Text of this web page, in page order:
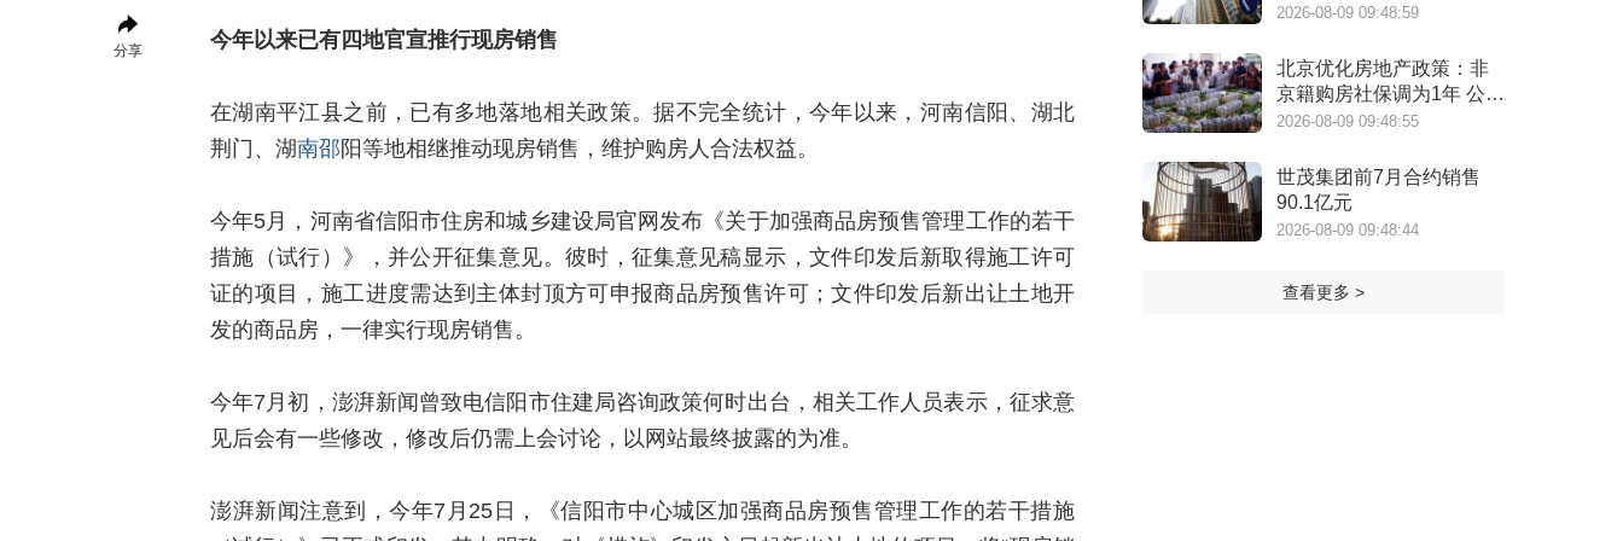
分享 今年以来已有四地官宣推行现房销售
在湖南平江县之前，已有多地落地相关政策。据不完全统计，今年以来，河南信阳、湖北
荆门、湖南邵 阳等地相继推动现房销售，维护购房人合法权益。
今年5月，河南省信阳市住房和城乡建设局官网发布《关于加强商品房预售管理工作的若干
措施（试行）》，并公开征集意见。彼时，征集意见稿显示，文件印发后新取得施工许可
证的项目，施工进度需达到主体封顶方可申报商品房预售许可；文件印发后新出让土地开
发的商品房，一律实行现房销售。
今年7月初，澎湃新闻曾致电信阳市住建局咨询政策何时出台，相关工作人员表示，征求意
见后会有一些修改，修改后仍需上会讨论，以网站最终披露的为准。
澎湃新闻注意到，今年7月25日，《信阳市中心城区加强商品房预售管理工作的若干措施
口
2026-08-09 09:48:59
北京优化房地产政策：非
京籍购房社保调为1年 公积
金最高可贷340万元
2026-08-09 09:48:55
世茂集团前7月合约销售
90.1亿元
2026-08-09 09:48:44
查看更多 >